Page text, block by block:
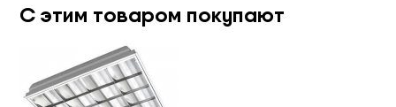
С этим товаром покупают